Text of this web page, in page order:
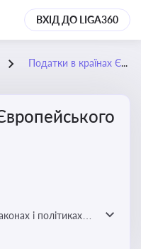
ВХІД ДО LIGA360
Податки в країнах Європейського Союзу
і політиках
на бізнес-